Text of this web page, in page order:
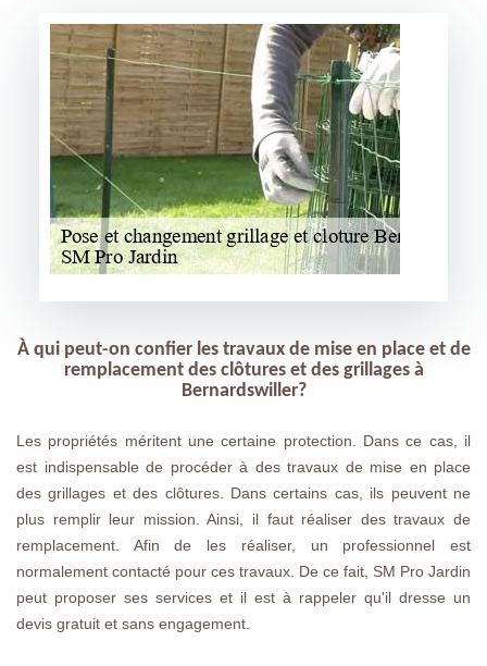
À qui peut-on confier les travaux de mise en place et de
remplacement des clôtures et des grillages à
Bernardswiller?
Les propriétés méritent une certaine protection. Dans ce cas, il
est indispensable de procéder à des travaux de mise en place
des grillages et des clôtures. Dans certains cas, ils peuvent ne
plus remplir leur mission. Ainsi, il faut réaliser des travaux de
remplacement. Afin de les réaliser, un professionnel est
normalement contacté pour ces travaux. De ce fait, SM Pro Jardin
peut proposer ses services et il est à rappeler qu'il dresse un
devis gratuit et sans engagement.